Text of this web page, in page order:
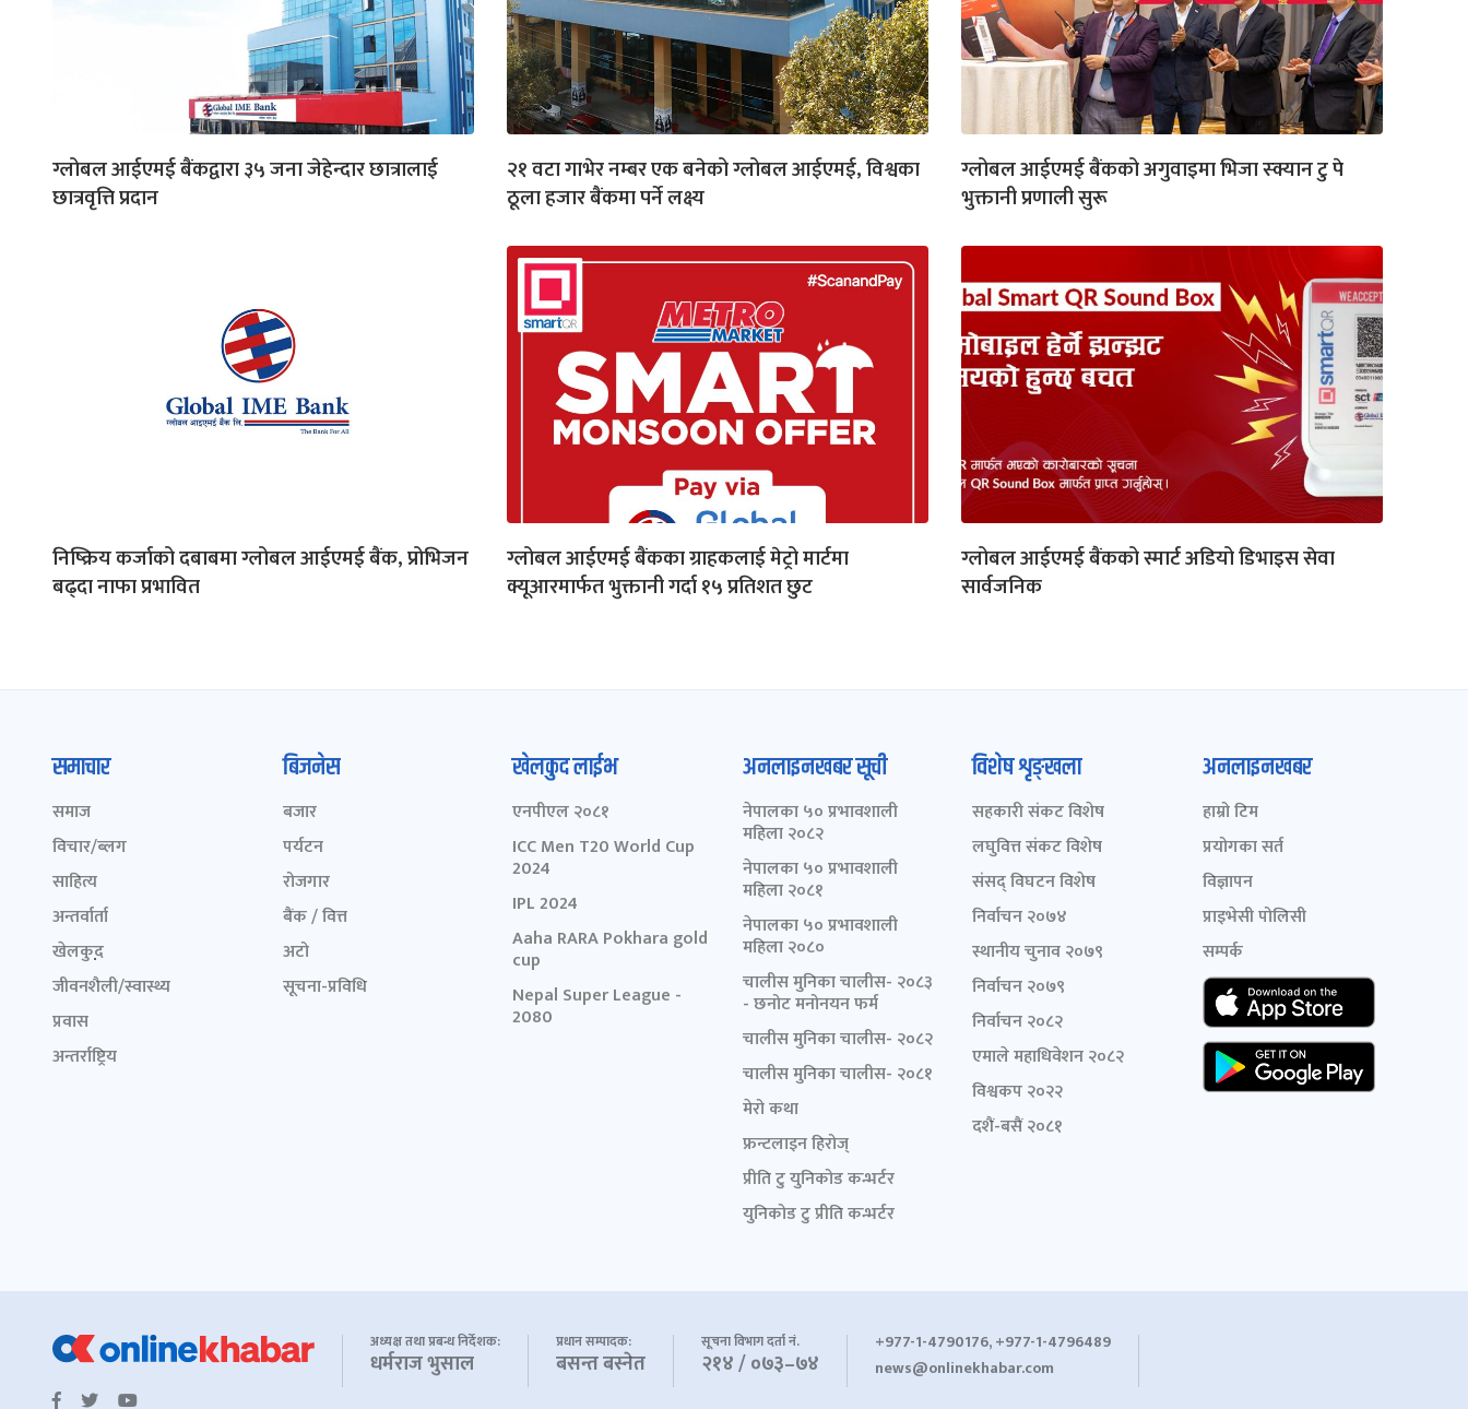
ग्लोबल आईएमई बैंकद्वारा ३५ जना जेहेन्दार छात्रालाई
छात्रवृत्ति प्रदान
२१ वटा गाभेर नम्बर एक बनेको ग्लोबल आईएमई, विश्वका
ठूला हजार बैंकमा पर्ने लक्ष्य
ग्लोबल आईएमई बैंकको अगुवाइमा भिजा स्क्यान टु पे
भुक्तानी प्रणाली सुरू
निष्क्रिय कर्जाको दबाबमा ग्लोबल आईएमई बैंक, प्रोभिजन
बढ्दा नाफा प्रभावित
ग्लोबल आईएमई बैंकका ग्राहकलाई मेट्रो मार्टमा
क्यूआरमार्फत भुक्तानी गर्दा १५ प्रतिशत छुट
ग्लोबल आईएमई बैंकको स्मार्ट अडियो डिभाइस सेवा
सार्वजनिक
समाचार
समाज
विचार/ब्लग
साहित्य
अन्तर्वार्ता
खेलकुद़़
जीवनशैली/स्वास्थ्य
प्रवास
अन्तर्राष्ट्रिय
बिजनेस
बजार
पर्यटन
रोजगार
बैंक / वित्त
अटो
सूचना-प्रविधि
खेलकुद लाईभ
एनपीएल २०८१
ICC Men T20 World Cup
2024
IPL 2024
Aaha RARA Pokhara gold
cup
Nepal Super League -
2080
अनलाइनखबर सूची
नेपालका ५० प्रभावशाली
महिला २०८२
नेपालका ५० प्रभावशाली
महिला २०८१
नेपालका ५० प्रभावशाली
महिला २०८०
चालीस मुनिका चालीस- २०८३
- छनोट मनोनयन फर्म
चालीस मुनिका चालीस- २०८२
चालीस मुनिका चालीस- २०८१
मेरो कथा
फ्रन्टलाइन हिरोज्
प्रीति टु युनिकोड कन्भर्टर
युनिकोड टु प्रीति कन्भर्टर
विशेष शृङ्खला
सहकारी संकट विशेष
लघुवित्त संकट विशेष
संसद् विघटन विशेष
निर्वाचन २०७४
स्थानीय चुनाव २०७९
निर्वाचन २०७९
निर्वाचन २०८२
एमाले महाधिवेशन २०८२
विश्वकप २०२२
दशैं-बसैं २०८१
अनलाइनखबर
हाम्रो टिम
प्रयोगका सर्त
विज्ञापन
प्राइभेसी पोलिसी
सम्पर्क
अध्यक्ष तथा प्रबन्ध निर्देशक:
धर्मराज भुसाल
प्रधान सम्पादक:
बसन्त बस्नेत
सूचना विभाग दर्ता नं.
२१४ / ०७३–७४
+977-1-4790176, +977-1-4796489
news@onlinekhabar.com